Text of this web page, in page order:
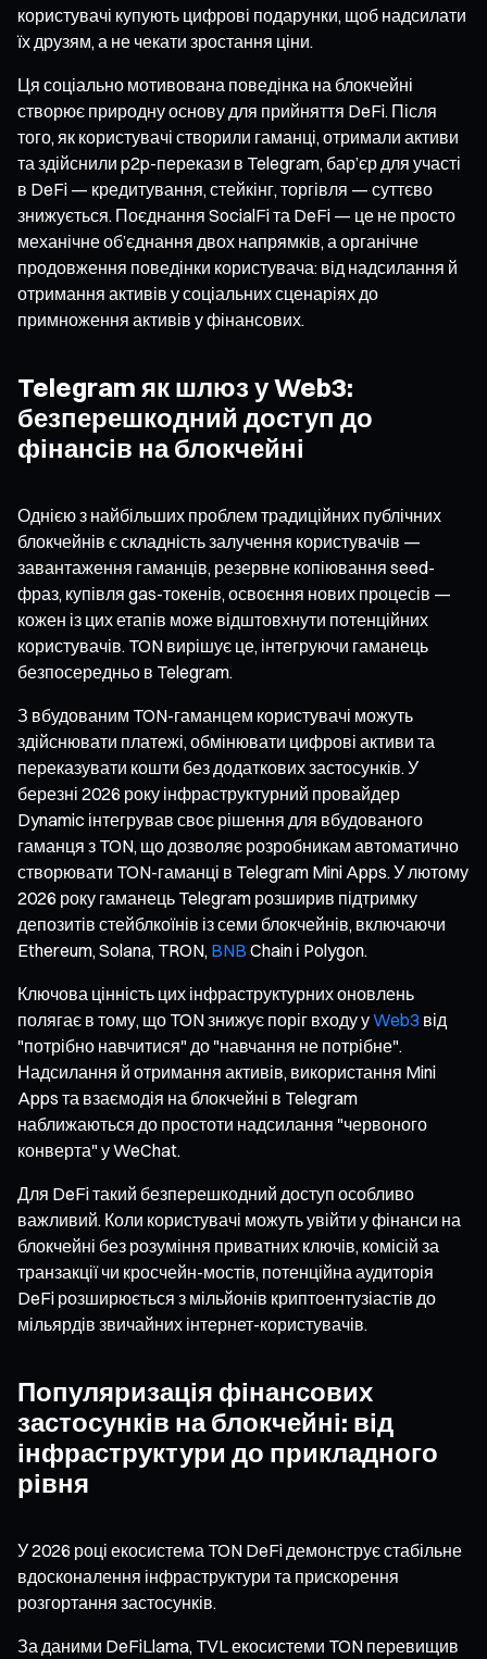
користувачі купують цифрові подарунки, щоб надсилати
їх друзям, а не чекати зростання ціни.
Ця соціально мотивована поведінка на блокчейні
створює природну основу для прийняття DeFi. Після
того, як користувачі створили гаманці, отримали активи
та здійснили p2p-перекази в Telegram, бар’єр для участі
в DeFi — кредитування, стейкінг, торгівля — суттєво
знижується. Поєднання SocialFi та DeFi — це не просто
механічне об’єднання двох напрямків, а органічне
продовження поведінки користувача: від надсилання й
отримання активів у соціальних сценаріях до
примноження активів у фінансових.
Telegram як шлюз у Web3:
безперешкодний доступ до
фінансів на блокчейні
Однією з найбільших проблем традиційних публічних
блокчейнів є складність залучення користувачів —
завантаження гаманців, резервне копіювання seed-
фраз, купівля gas-токенів, освоєння нових процесів —
кожен із цих етапів може відштовхнути потенційних
користувачів. TON вирішує це, інтегруючи гаманець
безпосередньо в Telegram.
З вбудованим TON-гаманцем користувачі можуть
здійснювати платежі, обмінювати цифрові активи та
переказувати кошти без додаткових застосунків. У
березні 2026 року інфраструктурний провайдер
Dynamic інтегрував своє рішення для вбудованого
гаманця з TON, що дозволяє розробникам автоматично
створювати TON-гаманці в Telegram Mini Apps. У лютому
2026 року гаманець Telegram розширив підтримку
депозитів стейблкоїнів із семи блокчейнів, включаючи
Ethereum, Solana, TRON, BNB Chain і Polygon.
Ключова цінність цих інфраструктурних оновлень
полягає в тому, що TON знижує поріг входу уWeb3 від
"потрібно навчитися" до "навчання не потрібне".
Надсилання й отримання активів, використання Mini
Apps та взаємодія на блокчейні в Telegram
наближаються до простоти надсилання "червоного
конверта" у WeChat.
Для DeFi такий безперешкодний доступ особливо
важливий. Коли користувачі можуть увійти у фінанси на
блокчейні без розуміння приватних ключів, комісій за
транзакції чи кросчейн-мостів, потенційна аудиторія
DeFi розширюється з мільйонів криптоентузіастів до
мільярдів звичайних інтернет-користувачів.
Популяризація фінансових
застосунків на блокчейні: від
інфраструктури до прикладного
рівня
У 2026 році екосистема TON DeFi демонструє стабільне
вдосконалення інфраструктури та прискорення
розгортання застосунків.
За даними DeFiLlama, TVL екосистеми TON перевищив